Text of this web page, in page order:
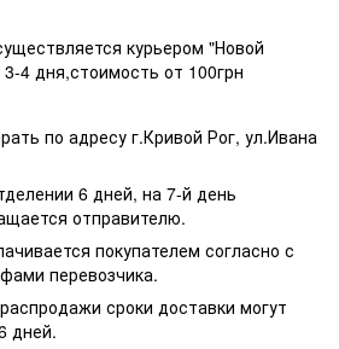
курьером "Новой
4 дня,стоимость от 100грн
по адресу г.Кривой Рог, ул.Ивана
6 дней, на 7-й день
отправителю.
покупателем согласно с
перевозчика.
сроки доставки могут
дней.